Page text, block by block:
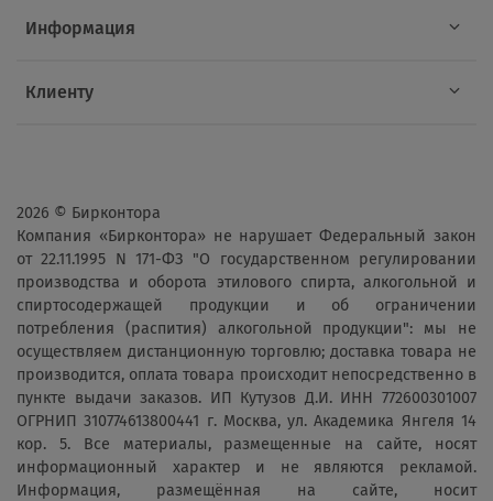
Информация
Клиенту
2026 © Бирконтора
Компания «Бирконтора» не нарушает Федеральный закон
от 22.11.1995 N 171-ФЗ "О государственном регулировании
производства и оборота этилового спирта, алкогольной и
спиртосодержащей продукции и об ограничении
потребления (распития) алкогольной продукции": мы не
осуществляем дистанционную торговлю; доставка товара не
производится, оплата товара происходит непосредственно в
пункте выдачи заказов. ИП Кутузов Д.И. ИНН 772600301007
ОГРНИП 310774613800441 г. Москва, ул. Академика Янгеля 14
кор. 5. Все материалы, размещенные на сайте, носят
информационный характер и не являются рекламой.
Информация, размещённая на сайте, носит